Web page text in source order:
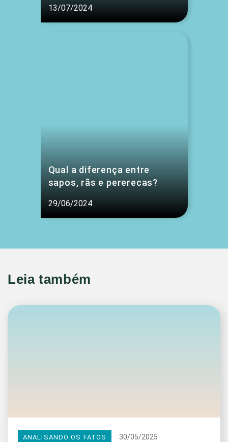
13/07/2024
Qual a diferença entre
sapos, rãs e pererecas?
29/06/2024
Leia também
ANALISANDO OS FATOS 30/05/2025